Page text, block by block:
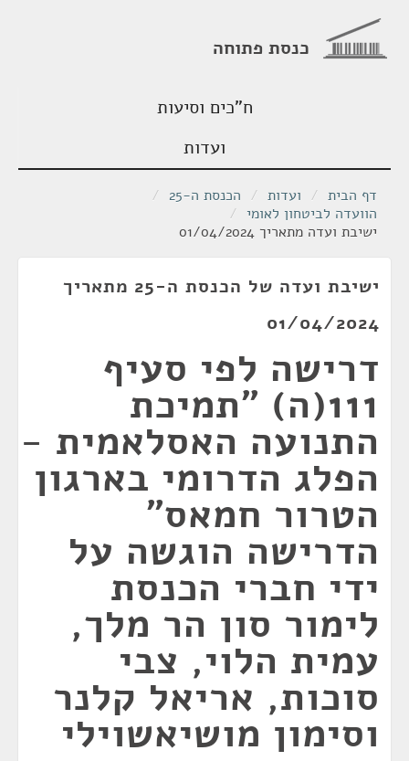
כנסת פתוחה
ח"כים וסיעות
ועדות
דף הבית / ועדות / הכנסת ה-25
/
הוועדה לביטחון לאומי /
ישיבת ועדה מתאריך 01/04/2024
ישיבת ועדה של הכנסת ה-25 מתאריך
01/04/2024
דרישה לפי סעיף
111(ה) "תמיכת
התנועה האסלאמית -
הפלג הדרומי בארגון
הטרור חמאס"
הדרישה הוגשה על
ידי חברי הכנסת
לימור סון הר מלך,
עמית הלוי, צבי
סוכות, אריאל קלנר
וסימון מושיאשוילי